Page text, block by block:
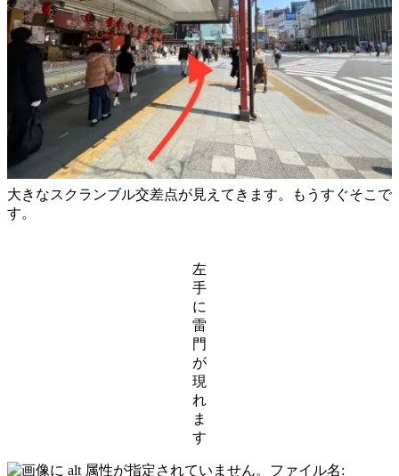
大きなスクランブル交差点が見えてきます。もうすぐそこで
す。
左
手
に
雷
門
が
現
れ
ま
す